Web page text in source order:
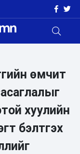
өмчит
хуулийн
бэлтгэх